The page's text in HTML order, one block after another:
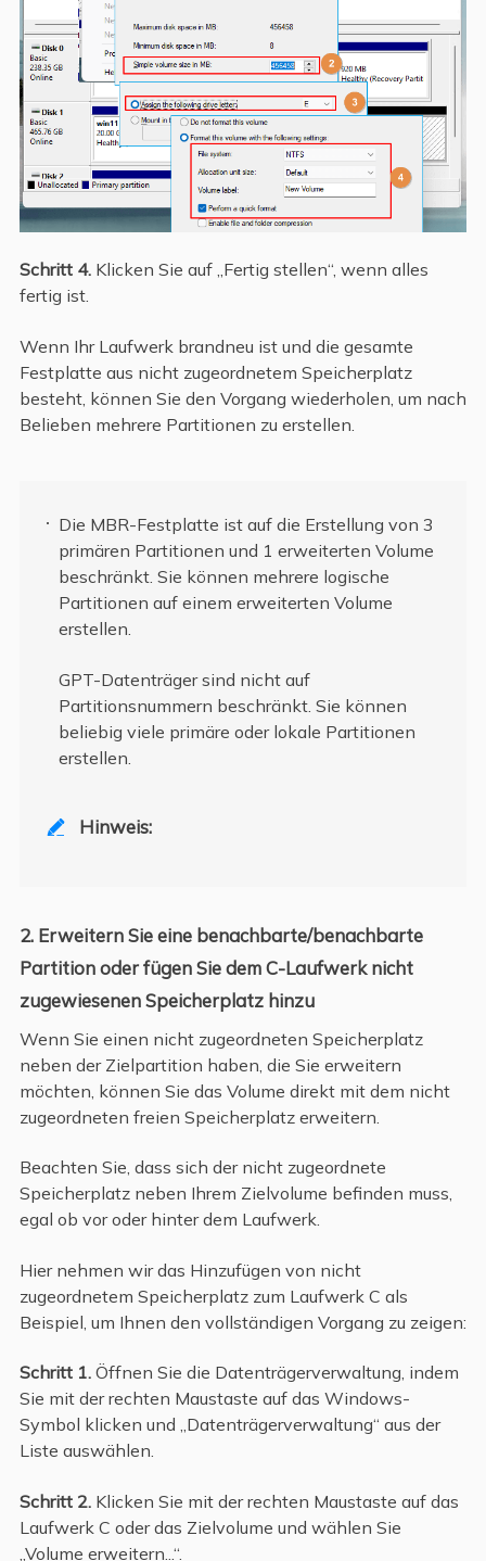
Schritt 4.Klicken Sie auf „Fertig stellen“, wenn alles
fertig ist.
Wenn Ihr Laufwerk brandneu ist und die gesamte
Festplatte aus nicht zugeordnetem Speicherplatz
besteht, können Sie den Vorgang wiederholen, um nach
Belieben mehrere Partitionen zu erstellen.
Die MBR-Festplatte ist auf die Erstellung von 3
primären Partitionen und 1 erweiterten Volume
beschränkt. Sie können mehrere logische
Partitionen auf einem erweiterten Volume
erstellen.
GPT-Datenträger sind nicht auf
Partitionsnummern beschränkt. Sie können
beliebig viele primäre oder lokale Partitionen
erstellen.
 Hinweis:
2. Erweitern Sie eine benachbarte/benachbarte
Partition oder fügen Sie dem C-Laufwerk nicht
zugewiesenen Speicherplatz hinzu
Wenn Sie einen nicht zugeordneten Speicherplatz
neben der Zielpartition haben, die Sie erweitern
möchten, können Sie das Volume direkt mit dem nicht
zugeordneten freien Speicherplatz erweitern.
Beachten Sie, dass sich der nicht zugeordnete
Speicherplatz neben Ihrem Zielvolume befinden muss,
egal ob vor oder hinter dem Laufwerk.
Hier nehmen wir das Hinzufügen von nicht
zugeordnetem Speicherplatz zum Laufwerk C als
Beispiel, um Ihnen den vollständigen Vorgang zu zeigen:
Schritt 1.Öffnen Sie die Datenträgerverwaltung, indem
Sie mit der rechten Maustaste auf das Windows-
Symbol klicken und „Datenträgerverwaltung“ aus der
Liste auswählen.
Schritt 2.Klicken Sie mit der rechten Maustaste auf das
Laufwerk C oder das Zielvolume und wählen Sie
„Volume erweitern...“.